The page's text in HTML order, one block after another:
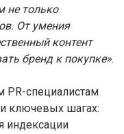
не только
От умения
контент
бренд к покупке».
PR-специалистам
ключевых шагах:
индексации